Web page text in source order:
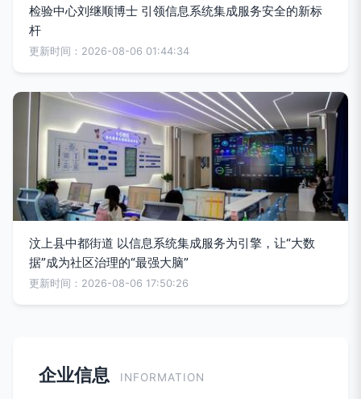
检验中心刘继顺博士 引领信息系统集成服务安全的新标
杆
更新时间：2026-08-06 01:44:34
汶上县中都街道 以信息系统集成服务为引擎，让“大数
据”成为社区治理的“最强大脑”
更新时间：2026-08-06 17:50:26
企业信息 INFORMATION